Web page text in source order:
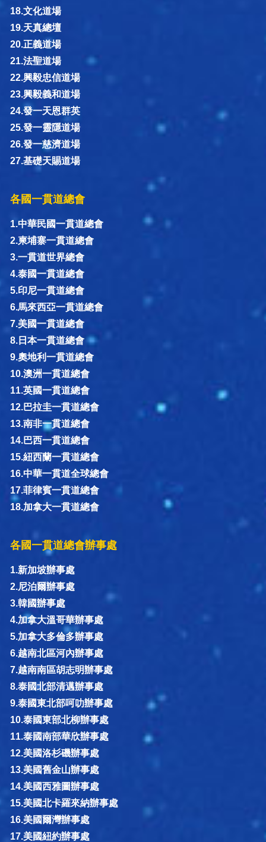
18.文化道場
19.天真總壇
20.正義道場
21.法聖道場
22.興毅忠信道場
23.興毅義和道場
24.發一天恩群英
25.發一靈隱道場
26.發一慈濟道場
27.基礎天賜道場
各國一貫道總會
1.中華民國一貫道總會
2.柬埔寨一貫道總會
3.一貫道世界總會
4.泰國一貫道總會
5.印尼一貫道總會
6.馬來西亞一貫道總會
7.美國一貫道總會
8.日本一貫道總會
9.奧地利一貫道總會
10.澳洲一貫道總會
11.英國一貫道總會
12.巴拉圭一貫道總會
13.南非一貫道總會
14.巴西一貫道總會
15.紐西蘭一貫道總會
16.中華一貫道全球總會
17.菲律賓一貫道總會
18.加拿大一貫道總會
各國一貫道總會辦事處
1.新加坡辦事處
2.尼泊爾辦事處
3.韓國辦事處
4.加拿大溫哥華辦事處
5.加拿大多倫多辦事處
6.越南北區河內辦事處
7.越南南區胡志明辦事處
8.泰國北部清邁辦事處
9.泰國東北部呵叻辦事處
10.泰國東部北柳辦事處
11.泰國南部華欣辦事處
12.美國洛杉磯辦事處
13.美國舊金山辦事處
14.美國西雅圖辦事處
15.美國北卡羅來納辦事處
16.美國爾灣辦事處
17.美國紐約辦事處